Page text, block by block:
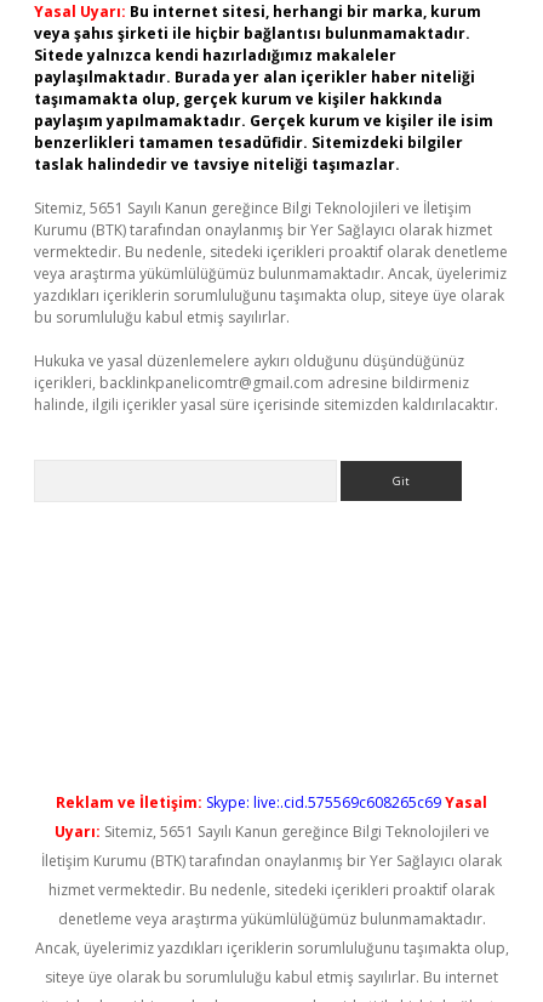
Yasal Uyarı: Bu internet sitesi, herhangi bir marka, kurum
veya şahıs şirketi ile hiçbir bağlantısı bulunmamaktadır.
Sitede yalnızca kendi hazırladığımız makaleler
paylaşılmaktadır. Burada yer alan içerikler haber niteliği
taşımamakta olup, gerçek kurum ve kişiler hakkında
paylaşım yapılmamaktadır. Gerçek kurum ve kişiler ile isim
benzerlikleri tamamen tesadüfidir. Sitemizdeki bilgiler
taslak halindedir ve tavsiye niteliği taşımazlar.
Sitemiz, 5651 Sayılı Kanun gereğince Bilgi Teknolojileri ve İletişim
Kurumu (BTK) tarafından onaylanmış bir Yer Sağlayıcı olarak hizmet
vermektedir. Bu nedenle, sitedeki içerikleri proaktif olarak denetleme
veya araştırma yükümlülüğümüz bulunmamaktadır. Ancak, üyelerimiz
yazdıkları içeriklerin sorumluluğunu taşımakta olup, siteye üye olarak
bu sorumluluğu kabul etmiş sayılırlar.
Hukuka ve yasal düzenlemelere aykırı olduğunu düşündüğünüz
içerikleri, backlinkpanelicomtr@gmail.com adresine bildirmeniz
halinde, ilgili içerikler yasal süre içerisinde sitemizden kaldırılacaktır.
Reklam ve İletişim: Skype: live:.cid.575569c608265c69Yasal
Uyarı: Sitemiz, 5651 Sayılı Kanun gereğince Bilgi Teknolojileri ve
İletişim Kurumu (BTK) tarafından onaylanmış bir Yer Sağlayıcı olarak
hizmet vermektedir. Bu nedenle, sitedeki içerikleri proaktif olarak
denetleme veya araştırma yükümlülüğümüz bulunmamaktadır.
Ancak, üyelerimiz yazdıkları içeriklerin sorumluluğunu taşımakta olup,
siteye üye olarak bu sorumluluğu kabul etmiş sayılırlar. Bu internet